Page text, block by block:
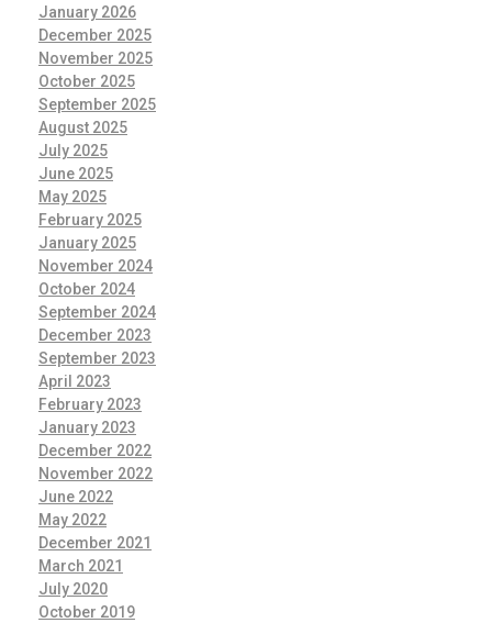
January 2026
December 2025
November 2025
October 2025
September 2025
August 2025
July 2025
June 2025
May 2025
February 2025
January 2025
November 2024
October 2024
September 2024
December 2023
September 2023
April 2023
February 2023
January 2023
December 2022
November 2022
June 2022
May 2022
December 2021
March 2021
July 2020
October 2019